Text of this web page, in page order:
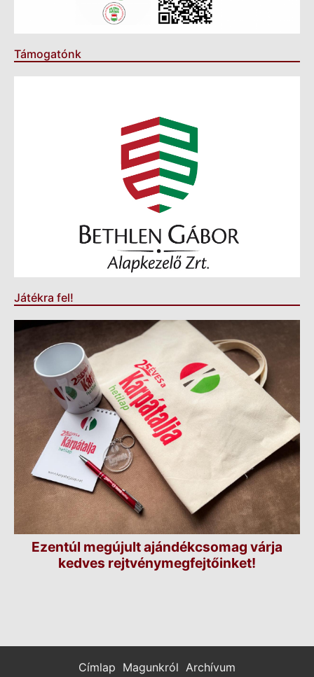
Támogatónk
Játékra fel!
Ezentúl megújult ajándékcsomag várja
kedves rejtvénymegfejtőinket!
Címlap Magunkról Archívum